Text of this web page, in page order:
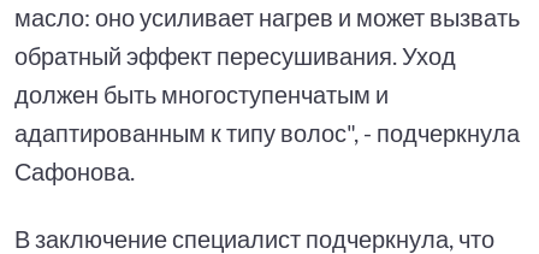
масло: оно усиливает нагрев и может вызвать
обратный эффект пересушивания. Уход
должен быть многоступенчатым и
адаптированным к типу волос", - подчеркнула
Сафонова.
В заключение специалист подчеркнула, что